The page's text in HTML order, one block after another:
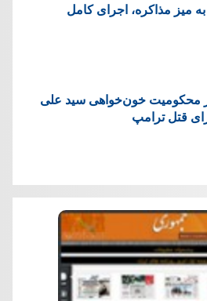
میز مذاکره، اجرای کامل
محکومیت خون‌خواهی سید علی
قتل ترامپ